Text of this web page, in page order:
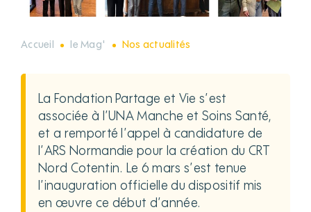
Accueil le Mag' Nos actualités
La Fondation Partage et Vie s’est
associée à l’UNA Manche et Soins Santé,
et a remporté l’appel à candidature de
l’ARS Normandie pour la création du CRT
Nord Cotentin. Le 6 mars s’est tenue
l’inauguration officielle du dispositif mis
en œuvre ce début d’année.